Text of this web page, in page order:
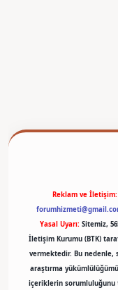
Reklam ve İletişim:
Yasal Uyarı: Sitemiz,
İletişim Kurumu (BTK)
vermektedir. Bu
araştırma
içeriklerin sorumluluğunu